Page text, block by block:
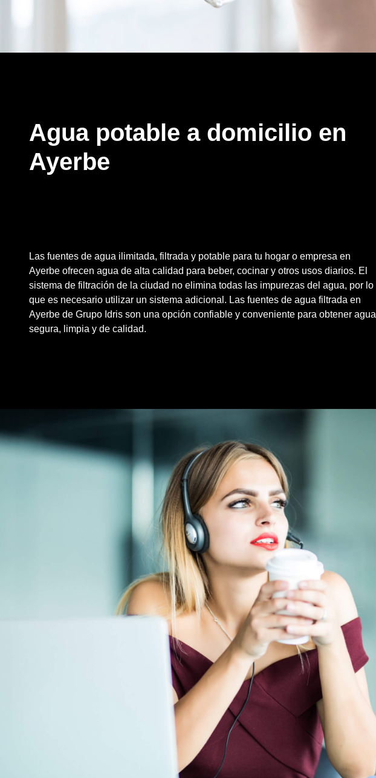
Agua potable a domicilio en
Ayerbe
Las fuentes de agua ilimitada, filtrada y potable para tu hogar o empresa en
Ayerbe ofrecen agua de alta calidad para beber, cocinar y otros usos diarios. El
sistema de filtración de la ciudad no elimina todas las impurezas del agua, por lo
que es necesario utilizar un sistema adicional. Las fuentes de agua filtrada en
Ayerbe de Grupo Idris son una opción confiable y conveniente para obtener agua
segura, limpia y de calidad.